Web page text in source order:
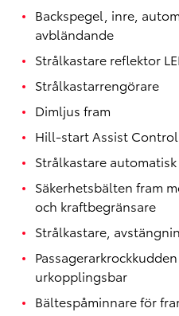
Backspegel, inre,
avbländande
Strålkastare reflektor
Strålkastarrengörare
Dimljus fram
Hill-start Assist
Strålkastare
Säkerhetsbälten fram
och kraftbegränsare
Strålkastare,
urkopplingsbar
Bältespåminnare för